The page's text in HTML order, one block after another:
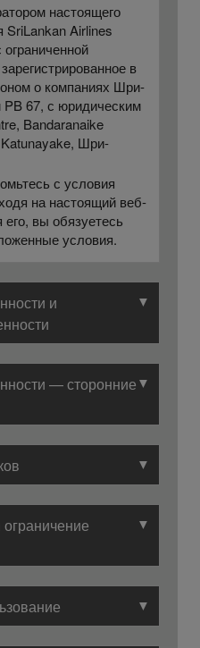
настоящего
SriLankan Airlines
в
о компаниях Шри-
67, с юридическим
Bandaranaike
Шри-
с условия
на настоящий веб-
вы обязуетесь
условия.
и
▼
— сторонние▼
▼
▼
▼